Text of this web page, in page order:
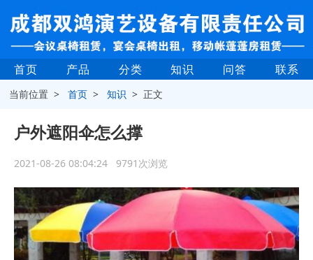
首页 产品 分类 知识 问答 联系
当前位置 >首页 >知识 > 正文
户外遮阳伞怎么撑
2021-08-26 08:04:24 9791次浏览